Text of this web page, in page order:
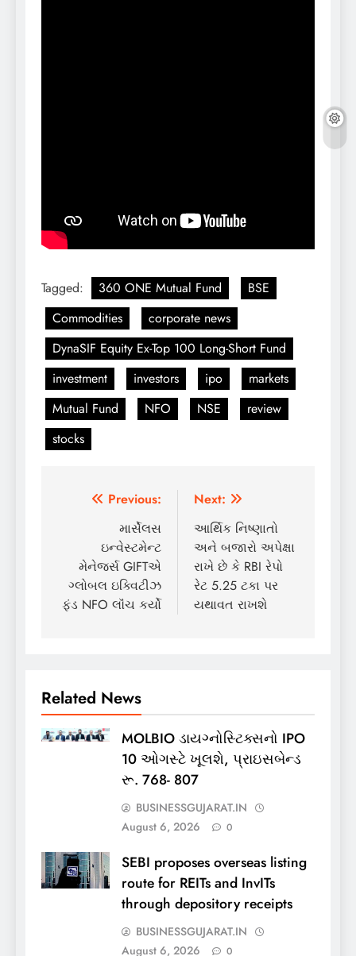
Tagged: 360 ONE Mutual Fund
BSE
Commodities
corporate news
DynaSIF Equity Ex-Top 100 Long-Short Fund
investment
investors ipo
markets
Mutual Fund
NFO NSE
review
stocks
Post
navigation
Previous:
માર્સેલસ
ઇન્વેસ્ટમેન્ટ
મેનેજર્સ GIFTએ
ગ્લોબલ ઇક્વિટીઝ
ફંડ NFO લૉંચ કર્યો
Next:
આર્થિક નિષ્ણાતો
અને બજારો અપેક્ષા
રાખે છે કે RBI રેપો
રેટ 5.25 ટકા પર
યથાવત રાખશે
Related News
MOLBIO ડાયગ્નોસ્ટિક્સનો IPO
10 ઓગસ્ટે ખૂલશે, પ્રાઇસબેન્ડ
રૂ. 768- 807
BUSINESSGUJARAT.IN
August 6, 2026
0
SEBI proposes overseas listing
route for REITs and InvITs
through depository receipts
BUSINESSGUJARAT.IN
August 6, 2026
0